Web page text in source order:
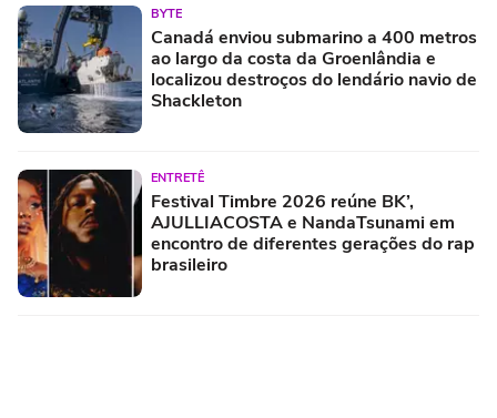
BYTE
Canadá enviou submarino a 400 metros
ao largo da costa da Groenlândia e
localizou destroços do lendário navio de
Shackleton
ENTRETÊ
Festival Timbre 2026 reúne BK’,
AJULLIACOSTA e NandaTsunami em
encontro de diferentes gerações do rap
brasileiro